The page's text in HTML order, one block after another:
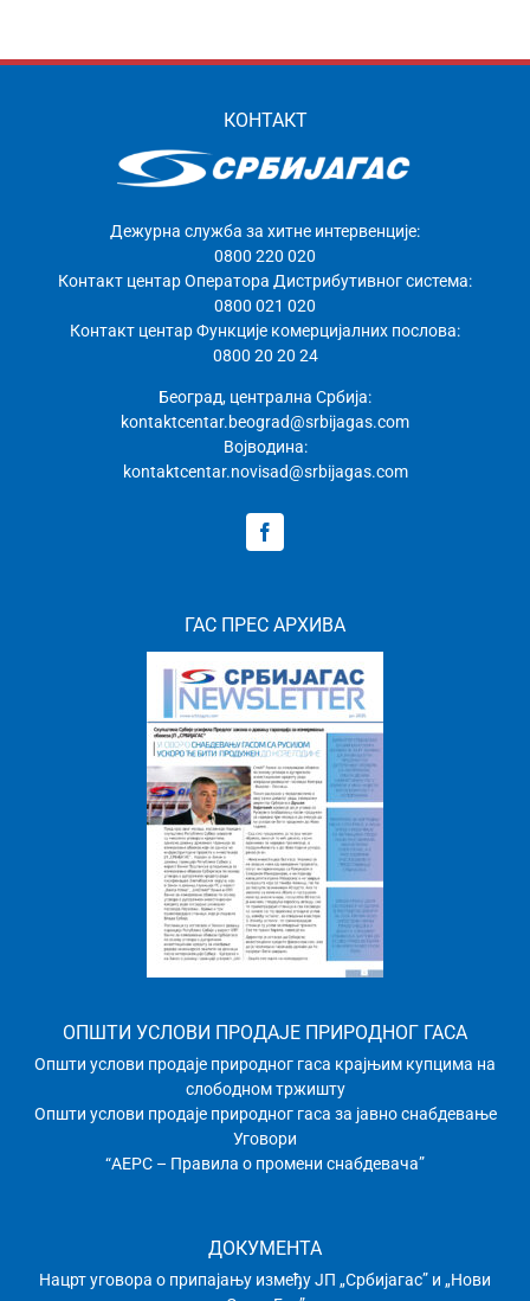
КОНТАКТ
Дежурна служба за хитне интервенције:
0800 220 020
Контакт центар Оператора Дистрибутивног система:
0800 021 020
Контакт центар Функције комерцијалних послова:
0800 20 20 24
Београд, централна Србија:
kontaktcentar.beograd@srbijagas.com
Војводина:
kontaktcentar.novisad@srbijagas.com
ГАС ПРЕС АРХИВА
ОПШТИ УСЛОВИ ПРОДАЈЕ ПРИРОДНОГ ГАСА
Општи услови продаје природног гаса крајњим купцима на
слободном тржишту
Општи услови продаје природног гаса за јавно снабдевање
Уговори
“АЕРС – Правила о промени снабдевача”
ДОКУМЕНТА
Нацрт уговора о припајању између ЈП „Србијагас” и „Нови